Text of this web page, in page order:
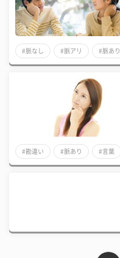
#脈なし #脈アリ #脈あり
#勘違い #脈あり #言葉